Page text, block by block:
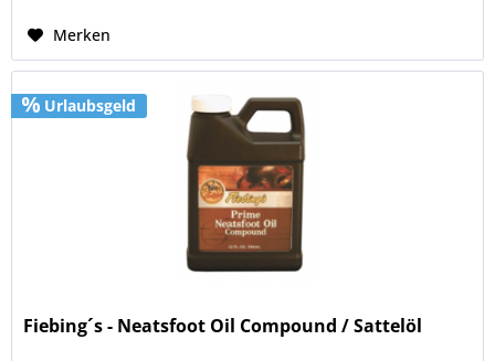
Merken
Urlaubsgeld
Fiebing´s - Neatsfoot Oil Compound / Sattelöl